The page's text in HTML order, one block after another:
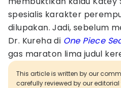
spesialis karakter
dilupakan. Jadi, sebelum
Dr. Kureha di One Piece
gas maraton lima judul
This article is written by our
carefully reviewed by our